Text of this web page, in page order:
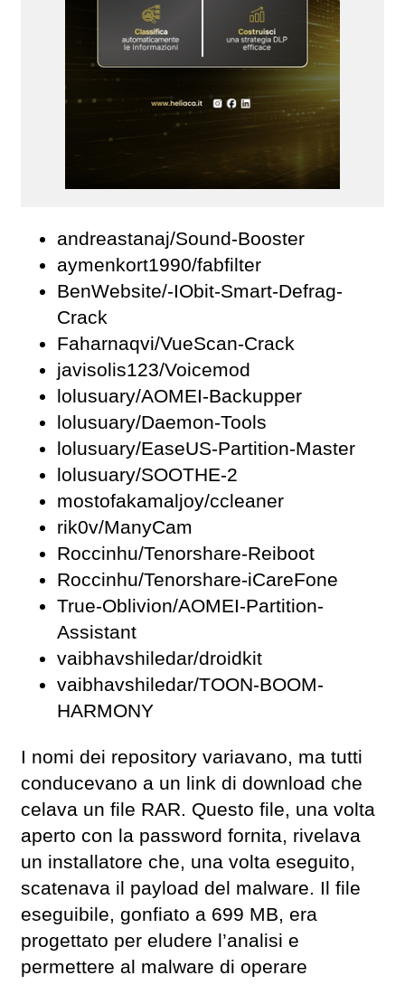
andreastanaj/Sound-Booster
aymenkort1990/fabfilter
BenWebsite/-IObit-Smart-Defrag-
Crack
Faharnaqvi/VueScan-Crack
javisolis123/Voicemod
lolusuary/AOMEI-Backupper
lolusuary/Daemon-Tools
lolusuary/EaseUS-Partition-Master
lolusuary/SOOTHE-2
mostofakamaljoy/ccleaner
rik0v/ManyCam
Roccinhu/Tenorshare-Reiboot
Roccinhu/Tenorshare-iCareFone
True-Oblivion/AOMEI-Partition-
Assistant
vaibhavshiledar/droidkit
vaibhavshiledar/TOON-BOOM-
HARMONY
I nomi dei repository variavano, ma tutti
conducevano a un link di download che
celava un file RAR. Questo file, una volta
aperto con la password fornita, rivelava
un installatore che, una volta eseguito,
scatenava il payload del malware. Il file
eseguibile, gonfiato a 699 MB, era
progettato per eludere l’analisi e
permettere al malware di operare